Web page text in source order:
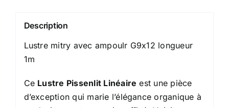
Description
Lustre mitry avec ampoulr G9x12 longueur
1m
Ce Lustre Pissenlit Linéaire est une pièce
d’exception qui marie l’élégance organique à